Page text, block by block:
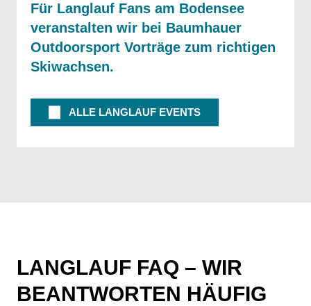
Für Langlauf Fans am Bodensee
veranstalten wir bei Baumhauer
Outdoorsport Vorträge zum richtigen
Skiwachsen.
ALLE LANGLAUF EVENTS
LANGLAUF FAQ – WIR
BEANTWORTEN HÄUFIG